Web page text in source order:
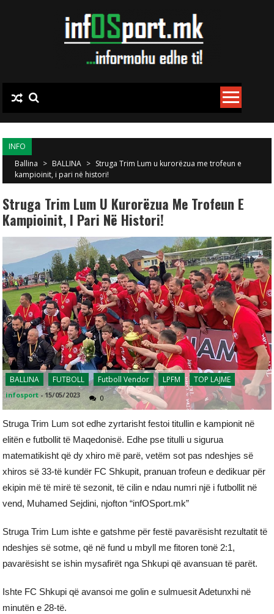
INFO
Ballina > BALLINA > Struga Trim Lum u kurorëzua me trofeun e
kampioinit, i pari në histori!
Struga Trim Lum U Kurorëzua Me Trofeun E
Kampioinit, I Pari Në Histori!
BALLINA FUTBOLL Futboll Vendor LPFM TOP LAJME
infosport - 15/05/2023 0
Struga Trim Lum sot edhe zyrtarisht festoi titullin e kampionit në
elitën e futbollit të Maqedonisë. Edhe pse titulli u sigurua
matematikisht që dy xhiro më parë, vetëm sot pas ndeshjes së
xhiros së 33-të kundër FC Shkupit, pranuan trofeun e dedikuar për
ekipin më të mirë të sezonit, të cilin e ndau numri një i futbollit në
vend, Muhamed Sejdini, njofton “infOSport.mk”
Struga Trim Lum ishte e gatshme për festë pavarësisht rezultatit të
ndeshjes së sotme, që në fund u mbyll me fitoren tonë 2:1,
pavarësisht se ishin mysafirët nga Shkupi që avansuan të parët.
Ishte FC Shkupi që avansoi me golin e sulmuesit Adetunxhi në
minutën e 28-të.